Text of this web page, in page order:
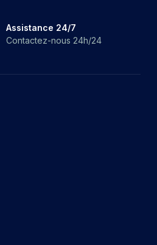
Assistance 24/7
Contactez-nous 24h/24